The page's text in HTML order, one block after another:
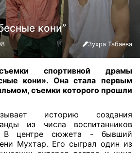
кони”
Зухра Табаева
спортивной драмы
кони». Она стала первым
съемки которого прошли
историю создания
из числа воспитанников
В центре сюжета - бывший
Мухтар. Его сыграл один из